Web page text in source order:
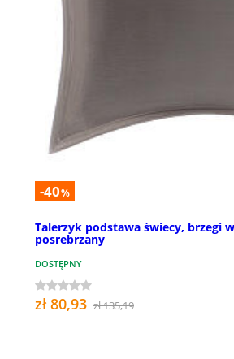
-40%
Talerzyk podstawa świecy, brzegi
posrebrzany
DOSTĘPNY
zł 80,93 zł 135,19